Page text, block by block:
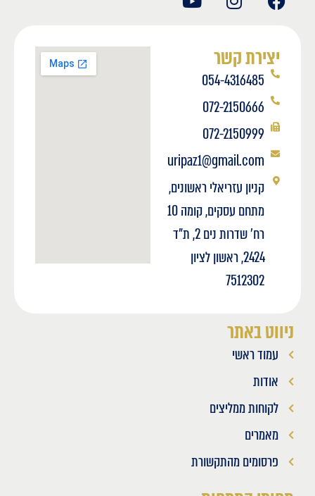
ניווט באתר
עמוד ראשי
אודות
לקוחות ממליצים
מאמרים
פרסומים מהתקשורת
יצירת קשר
054-4316485
072-2150666
072-2150999
uripaz1@gmail.com
קניון עזריאלי ראשונים,
מתחם עסקים, קומה 10
רח' שדרות נים 2, ת"ד
2424, ראשון לציון
7512302